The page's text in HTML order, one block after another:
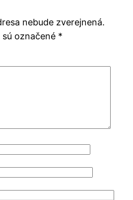
nebude zverejnená.
označené *